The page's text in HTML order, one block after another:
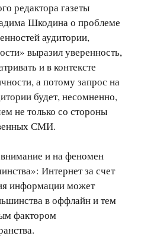
редактора газеты
Шкодина о проблеме
аудитории,
выразил уверенность,
и в контексте
а потому запрос на
будет, несомненно,
не только со стороны
СМИ.
и на феномен
Интернет за счет
информации может
в оффлайн и тем
фактором